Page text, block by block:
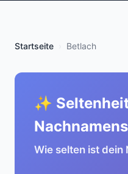
Startseite Betlach
✨
Nachnamens
Wie selten ist dein